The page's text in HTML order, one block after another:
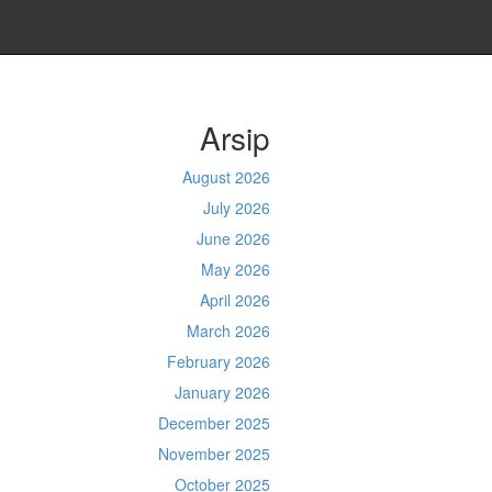
Arsip
August 2026
July 2026
June 2026
May 2026
April 2026
March 2026
February 2026
January 2026
December 2025
November 2025
October 2025